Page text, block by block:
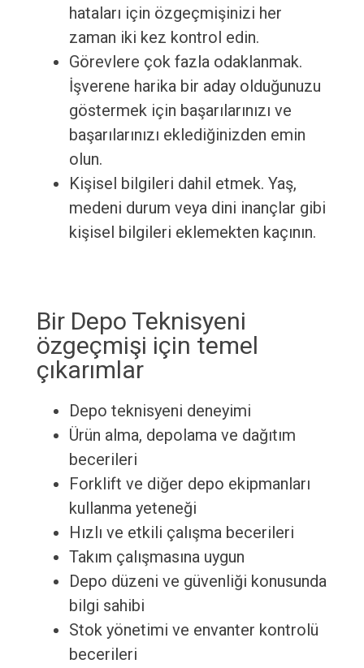
hataları için özgeçmişinizi her
zaman iki kez kontrol edin.
Görevlere çok fazla odaklanmak.
İşverene harika bir aday olduğunuzu
göstermek için başarılarınızı ve
başarılarınızı eklediğinizden emin
olun.
Kişisel bilgileri dahil etmek. Yaş,
medeni durum veya dini inançlar gibi
kişisel bilgileri eklemekten kaçının.
Bir Depo Teknisyeni
özgeçmişi için temel
çıkarımlar
Depo teknisyeni deneyimi
Ürün alma, depolama ve dağıtım
becerileri
Forklift ve diğer depo ekipmanları
kullanma yeteneği
Hızlı ve etkili çalışma becerileri
Takım çalışmasına uygun
Depo düzeni ve güvenliği konusunda
bilgi sahibi
Stok yönetimi ve envanter kontrolü
becerileri